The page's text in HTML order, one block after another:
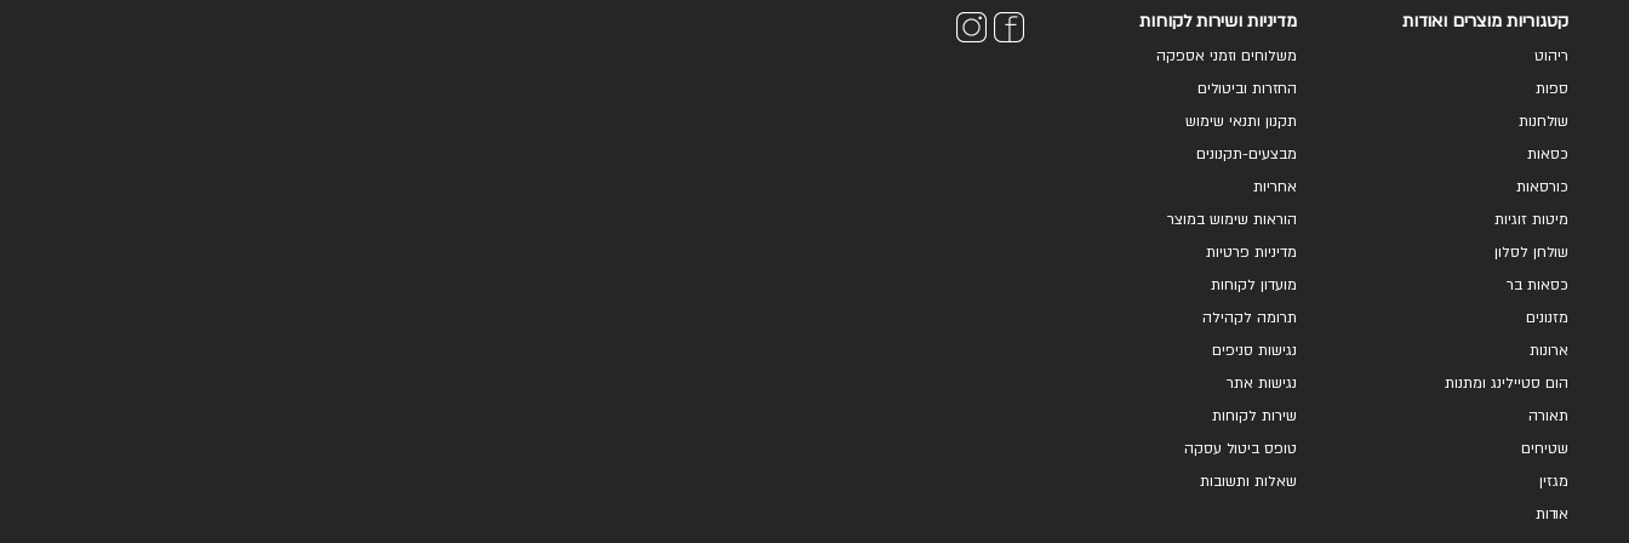
קטגוריות מוצרים ואודות
ריהוט
ספות
שולחנות
כסאות
כורסאות
מיטות זוגיות
שולחן לסלון
כסאות בר
מזנונים
ארונות
הום סטיילינג ומתנות
תאורה
שטיחים
מגזין
אודות
מדיניות ושירות לקוחות
משלוחים וזמני אספקה
החזרות וביטולים
תקנון ותנאי שימוש
מבצעים-תקנונים
אחריות
הוראות שימוש במוצר
מדיניות פרטיות
מועדון לקוחות
תרומה לקהילה
נגישות סניפים
נגישות אתר
שירות לקוחות
טופס ביטול עסקה
שאלות ותשובות